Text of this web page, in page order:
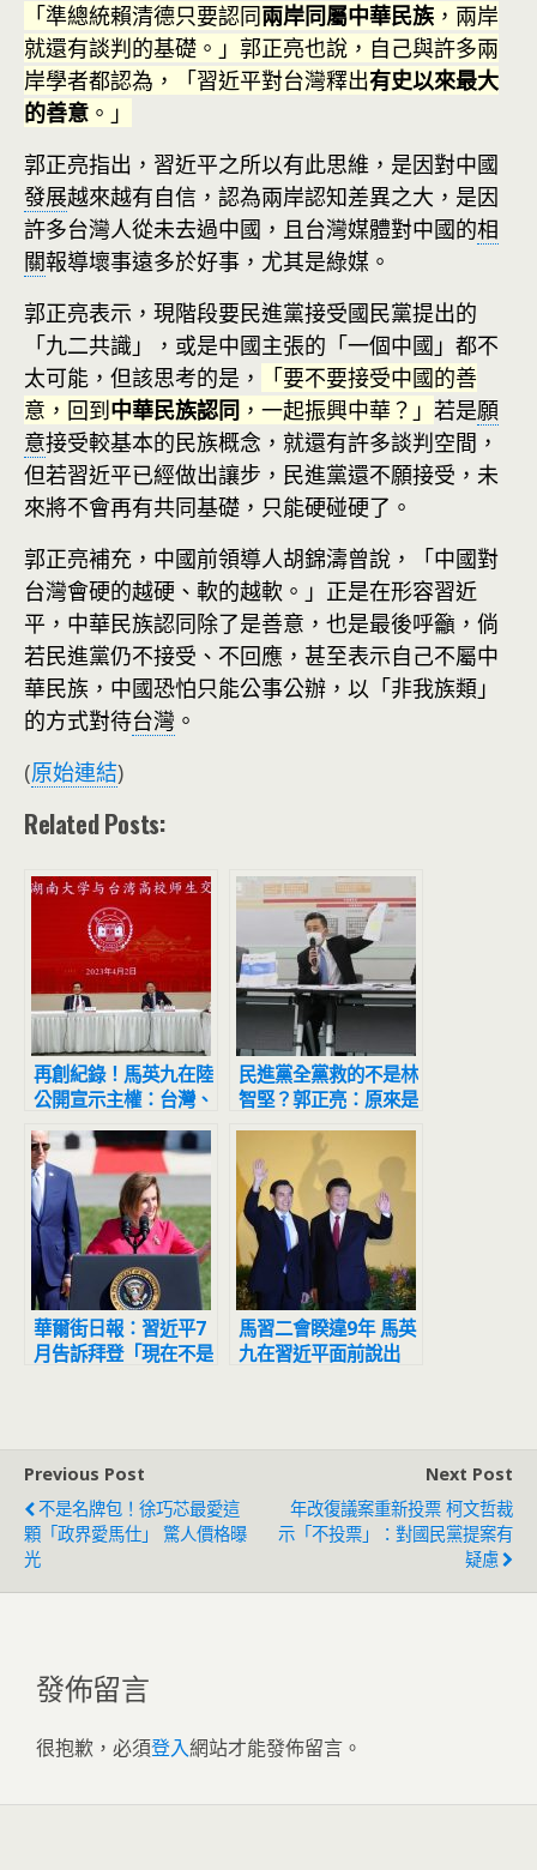
「準總統賴清德只要認同兩岸同屬中華民族 ，兩岸
就還有談判的基礎。」郭正亮也說，自己與許多兩
岸學者都認為，「習近平對台灣釋出有史以來最大
的善意 。」
郭正亮指出，習近平之所以有此思維，是因對中國
發展越來越有自信，認為兩岸認知差異之大，是因
許多台灣人從未去過中國，且台灣媒體對中國的相
關報導壞事遠多於好事，尤其是綠媒。
郭正亮表示，現階段要民進黨接受國民黨提出的
「九二共識」，或是中國主張的「一個中國」都不
太可能，但該思考的是，
「要不要接受中國的善
意，回到中華民族認同 ，一起振興中華？」 若是願
意接受較基本的民族概念，就還有許多談判空間，
但若習近平已經做出讓步，民進黨還不願接受，未
來將不會再有共同基礎，只能硬碰硬了。
郭正亮補充，中國前領導人胡錦濤曾說，「中國對
台灣會硬的越硬、軟的越軟。」正是在形容習近
平，中華民族認同除了是善意，也是最後呼籲，倘
若民進黨仍不接受、不回應，甚至表示自己不屬中
華民族，中國恐怕只能公事公辦，以「非我族類」
的方式對待台灣 。
(原始連結)
Related Posts:
再創紀錄！馬英九在陸
公開宣示主權：台灣、
大陸都屬中華民國
民進黨全黨救的不是林
智堅？郭正亮：原來是
救「她」
華爾街日報：習近平7
月告訴拜登「現在不是
馬習二會睽違9年 馬英
九在習近平面前說出
Previous Post
不是名牌包！徐巧芯最愛這
顆「政界愛馬仕」 驚人價格曝
光
Next Post
年改復議案重新投票 柯文哲裁
示「不投票」：對國民黨提案有
疑慮
發佈留言
很抱歉，必須登入網站才能發佈留言。